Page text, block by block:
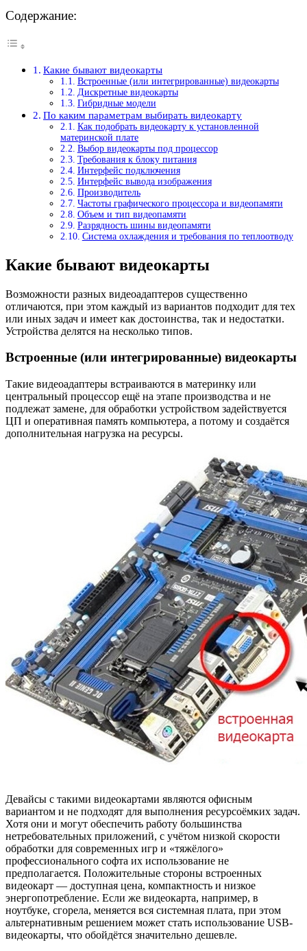
Содержание:
Какие бывают видеокарты
Встроенные (или интегрированные) видеокарты
Дискретные видеокарты
Гибридные модели
По каким параметрам выбирать видеокарту
Как подобрать видеокарту к установленной
материнской плате
Выбор видеокарты под процессор
Требования к блоку питания
Интерфейс подключения
Интерфейс вывода изображения
Производитель
Частоты графического процессора и видеопамяти
Объем и тип видеопамяти
Разрядность шины видеопамяти
Система охлаждения и требования по теплоотводу
Какие бывают видеокарты
Возможности разных видеоадаптеров существенно
отличаются, при этом каждый из вариантов подходит для тех
или иных задач и имеет как достоинства, так и недостатки.
Устройства делятся на несколько типов.
Встроенные (или интегрированные) видеокарты
Такие видеоадаптеры встраиваются в материнку или
центральный процессор ещё на этапе производства и не
подлежат замене, для обработки устройством задействуется
ЦП и оперативная память компьютера, а потому и создаётся
дополнительная нагрузка на ресурсы.
Девайсы с такими видеокартами являются офисным
вариантом и не подходят для выполнения ресурсоёмких задач.
Хотя они и могут обеспечить работу большинства
нетребовательных приложений, с учётом низкой скорости
обработки для современных игр и «тяжёлого»
профессионального софта их использование не
предполагается. Положительные стороны встроенных
видеокарт — доступная цена, компактность и низкое
энергопотребление. Если же видеокарта, например, в
ноутбуке, сгорела, меняется вся системная плата, при этом
альтернативным решением может стать использование USB-
видеокарты, что обойдётся значительно дешевле.